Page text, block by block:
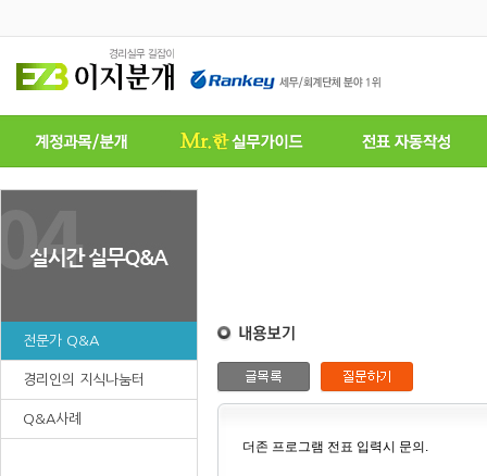
전문가 Q&A
경리인의 지식나눔터
Q&A사례
더존 프로그램 전표 입력시 문의.